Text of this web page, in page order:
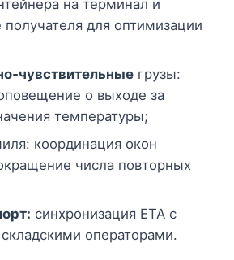
на терминал и
для оптимизации
грузы:
о выходе за
температуры;
координация окон
числа повторных
синхронизация ETA с
операторами.